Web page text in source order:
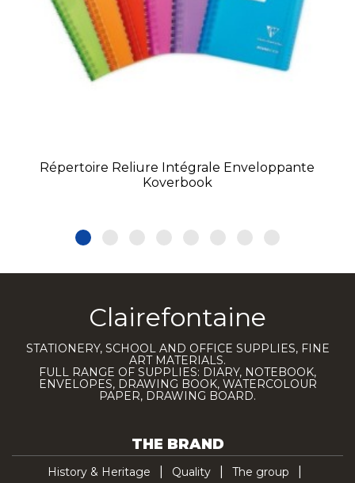
Répertoire Reliure Intégrale Enveloppante
Koverbook
Clairefontaine
STATIONERY, SCHOOL AND OFFICE SUPPLIES, FINE
ART MATERIALS.
FULL RANGE OF SUPPLIES: DIARY, NOTEBOOK,
ENVELOPES, DRAWING BOOK, WATERCOLOUR
PAPER, DRAWING BOARD.
THE BRAND
History & Heritage Quality
The group